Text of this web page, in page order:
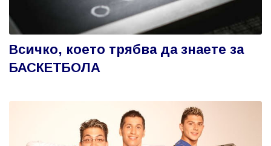
Всичко, което трябва да знаете за
БАСКЕТБОЛА